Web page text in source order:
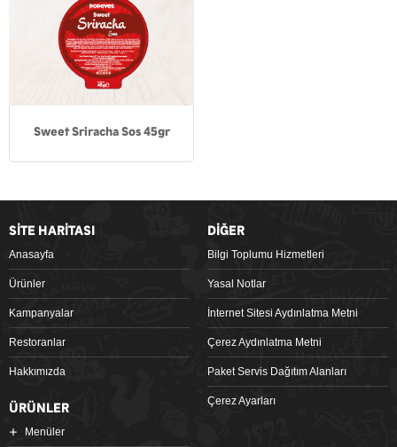
Sweet Sriracha Sos 45gr
SİTE HARİTASI
Anasayfa
Ürünler
Kampanyalar
Restoranlar
Hakkımızda
DİĞER
Bilgi Toplumu Hizmetleri
Yasal Notlar
İnternet Sitesi Aydınlatma Metni
Çerez Aydınlatma Metni
Paket Servis Dağıtım Alanları
Çerez Ayarları
ÜRÜNLER
Menüler